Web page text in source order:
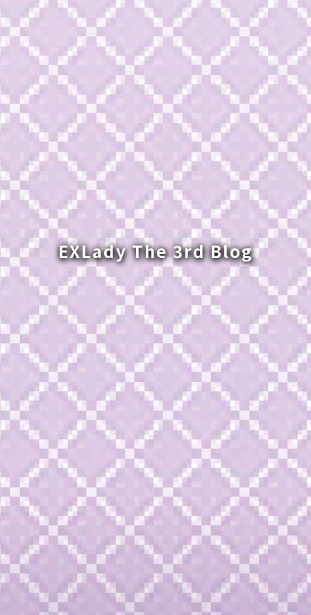
EXLady The 3rd Blog